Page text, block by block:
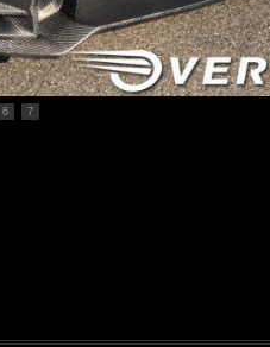
6 7